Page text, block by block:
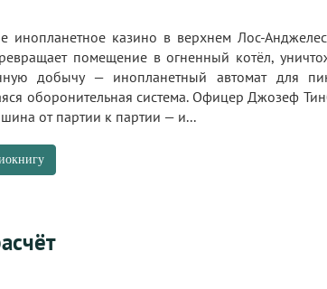
инопланетное казино в верхнем
помещение в огненный котёл,
добычу — инопланетный автомат для
оборонительная система. Офицер Джозеф
от партии к партии — и...